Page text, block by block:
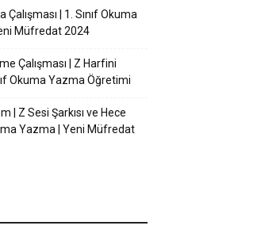
| 1. Sınıf Okuma
Müfredat 2024
Çalışması | Z Harfini
Okuma Yazma Öğretimi
| Z Sesi Şarkısı ve Hece
Yazma | Yeni Müfredat